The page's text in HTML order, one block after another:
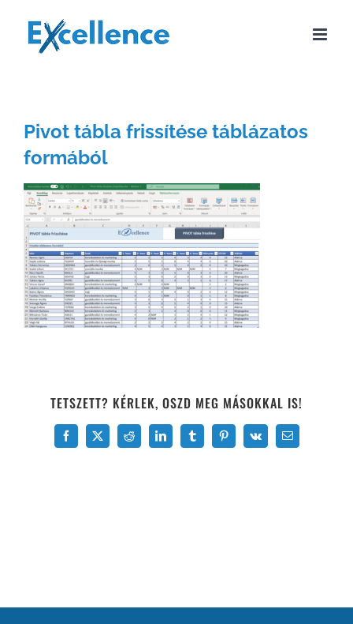
Pivot tábla frissítése táblázatos
formából
TETSZETT? KÉRLEK, OSZD MEG MÁSOKKAL IS!
Facebook
X Reddit LinkedInTumblrPinterest
Vk Email: